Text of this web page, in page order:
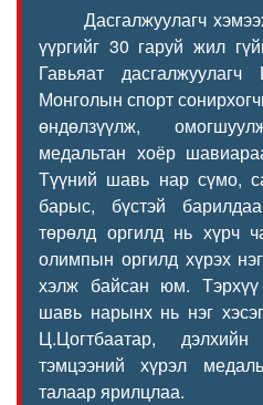
Дасгалжуулагч хэмээх
үүргийг 30 гаруй жил
Гавьяат
Монголын спорт
өндөлзүүлж,
медальтан хоёр
Түүний шавь нар сүмо,
барыс, бүстэй
төрөлд оргилд нь хүрч
олимпын оргилд хүрэх
хэлж байсан юм. Тэрхүү
шавь нарынх нь нэг
Ц.Цогтбаатар,
тэмцээний хүрэл
талаар ярилцлаа.